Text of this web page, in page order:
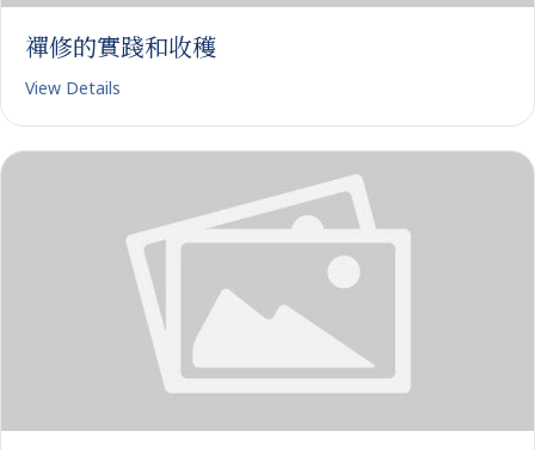
禪修的實踐和收穫
View Details